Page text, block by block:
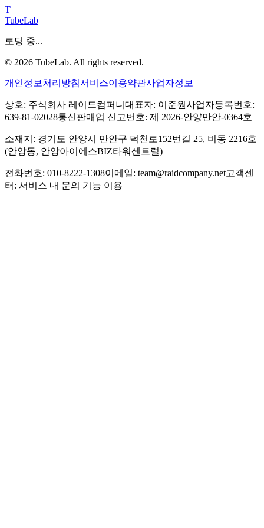
T
TubeLab
로딩 중...
© 2026 TubeLab. All rights reserved.
개인정보처리방침서비스이용약관사업자정보
상호: 주식회사 레이드컴퍼니 대표자: 이준원사업자등록번호:
639-81-02028통신판매업 신고번호: 제 2026-안양만안-0364호
소재지: 경기도 안양시 만안구 덕천로152번길 25, 비동 2216호
(안양동, 안양아이에스BIZ타워센트럴)
전화번호: 010-8222-1308이메일: team@raidcompany.net고객센
터: 서비스 내 문의 기능 이용